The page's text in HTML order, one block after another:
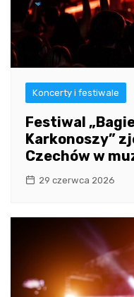
Koncerty i festiwale
Festiwal
Karkonoszy”
Czechów w
29 czerwca 2026